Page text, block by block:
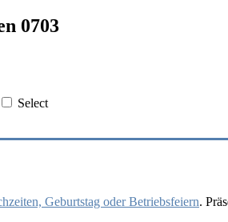
0703
Select
Geburtstag oder Betriebsfeiern.